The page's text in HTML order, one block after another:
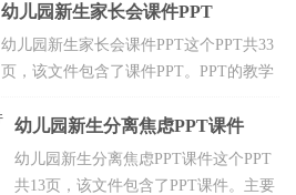
不适应，我们需要做的，理解支持配
合教师工作，接送要求，物品准备，
请假制度，家园交流等，欢迎点击下
幼儿园新生家长会课件PPT
幼儿园新生家长会课件PPT这个PPT共33
页，该文件包含了课件PPT。PPT的教学
和生活，引导家长明确家长在家庭教育
中的作用，建议家长如何培养孩子良好
的行为习惯。
幼儿园新生分离焦虑PPT课件
幼儿园新生分离焦虑PPT课件这个PPT
共13页，该文件包含了PPT课件。主要